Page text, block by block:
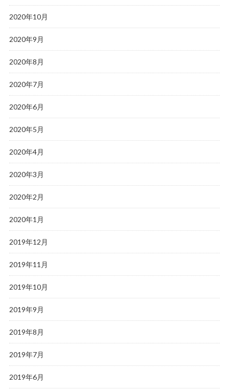
2020年10月
2020年9月
2020年8月
2020年7月
2020年6月
2020年5月
2020年4月
2020年3月
2020年2月
2020年1月
2019年12月
2019年11月
2019年10月
2019年9月
2019年8月
2019年7月
2019年6月